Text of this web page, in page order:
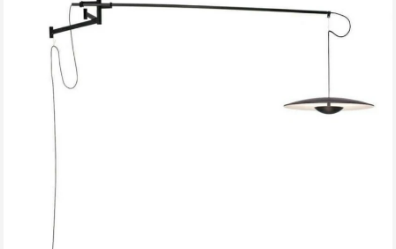
afbeeldingen-